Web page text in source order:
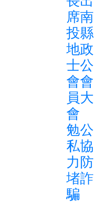
席南
投縣
地政
士公
會會
員大
會
勉公
私協
力防
堵詐
騙